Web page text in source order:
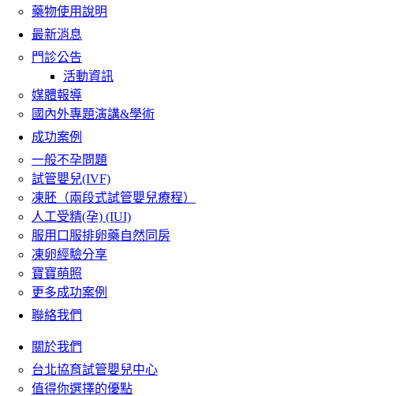
藥物使用說明
最新消息
門診公告
活動資訊
媒體報導
國內外專題演講&學術
成功案例
一般不孕問題
試管嬰兒(IVF)
凍胚（兩段式試管嬰兒療程）
人工受精(孕) (IUI)
服用口服排卵藥自然同房
凍卵經驗分享
寶寶萌照
更多成功案例
聯絡我們
關於我們
台北協育試管嬰兒中心
值得你選擇的優點